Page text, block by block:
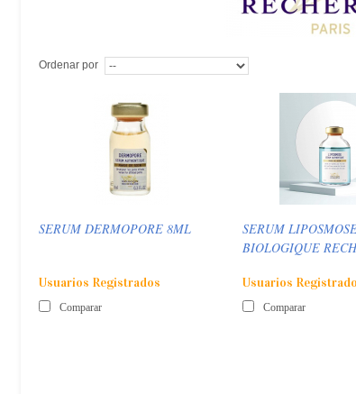
Ordenar por
SERUM DERMOPORE 8ML
Usuarios Registrados
Comparar
SERUM
BIOLOGIQUE
Usuarios
Comparar